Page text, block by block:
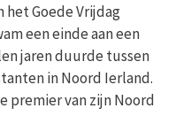
Goede Vrijdag
een einde aan een
jaren duurde tussen
in Noord Ierland.
premier van zijn Noord